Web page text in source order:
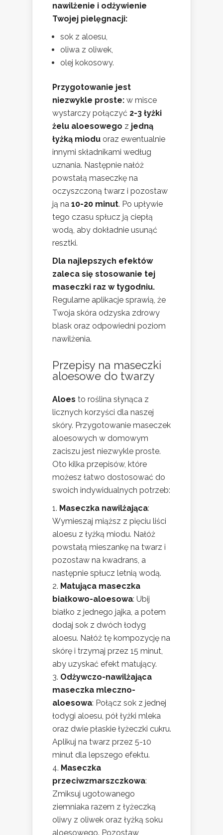
nawilżenie i odżywienie
Twojej pielęgnacji:
sok z aloesu,
oliwa z oliwek,
olej kokosowy.
Przygotowanie jest
niezwykle proste: w misce
wystarczy połączyć 2-3 łyżki
żelu aloesowego z jedną
łyżką miodu oraz ewentualnie
innymi składnikami według
uznania. Następnie nałóż
powstałą maseczkę na
oczyszczoną twarz i pozostaw
ją na 10-20 minut. Po upływie
tego czasu spłucz ją ciepłą
wodą, aby dokładnie usunąć
resztki.
Dla najlepszych efektów
zaleca się stosowanie tej
maseczki raz w tygodniu.
Regularne aplikacje sprawią, że
Twoja skóra odzyska zdrowy
blask oraz odpowiedni poziom
nawilżenia.
Przepisy na maseczki
aloesowe do twarzy
Aloes to roślina słynąca z
licznych korzyści dla naszej
skóry. Przygotowanie maseczek
aloesowych w domowym
zaciszu jest niezwykle proste.
Oto kilka przepisów, które
możesz łatwo dostosować do
swoich indywidualnych potrzeb:
Maseczka nawilżająca:
Wymieszaj miąższ z pięciu liści
aloesu z łyżką miodu. Nałóż
powstałą mieszankę na twarz i
pozostaw na kwadrans, a
następnie spłucz letnią wodą.
Matująca maseczka
białkowo-aloesowa: Ubij
białko z jednego jajka, a potem
dodaj sok z dwóch łodyg
aloesu. Nałóż tę kompozycję na
skórę i trzymaj przez 15 minut,
aby uzyskać efekt matujący.
Odżywczo-nawilżająca
maseczka mleczno-
aloesowa: Połącz sok z jednej
łodygi aloesu, pół łyżki mleka
oraz dwie płaskie łyżeczki cukru.
Aplikuj na twarz przez 5-10
minut dla lepszego efektu.
Maseczka
przeciwzmarszczkowa:
Zmiksuj ugotowanego
ziemniaka razem z łyżeczką
oliwy z oliwek oraz łyżką soku
aloesowego. Pozostaw